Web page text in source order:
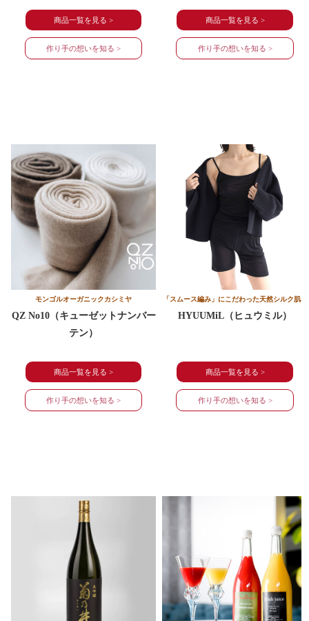
商品一覧を見る >
作り手の想いを知る >
商品一覧を見る >
作り手の想いを知る >
モンゴルオーガニックカシミヤ
QZ No10（キューゼットナンバー
テン）
商品一覧を見る >
作り手の想いを知る >
「スムース編み」にこだわった天然シルク肌着
HYUUMiL（ヒュウミル）
商品一覧を見る >
作り手の想いを知る >